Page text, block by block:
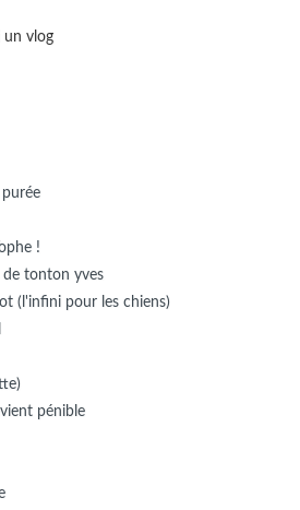
un vlog
!
de tonton yves
(l'infini pour les chiens)
pénible